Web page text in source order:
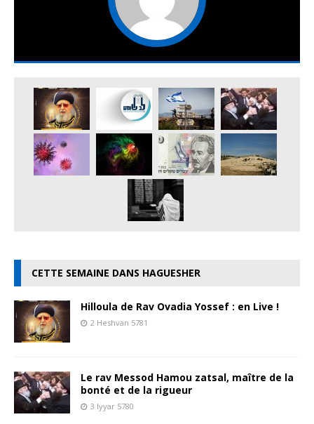
CETTE SEMAINE DANS HAGUESHER
Hilloula de Rav Ovadia Yossef : en Live !
2 Heshvan 5781
Le rav Messod Hamou zatsal, maître de la
bonté et de la rigueur
3 Iyyar 5780